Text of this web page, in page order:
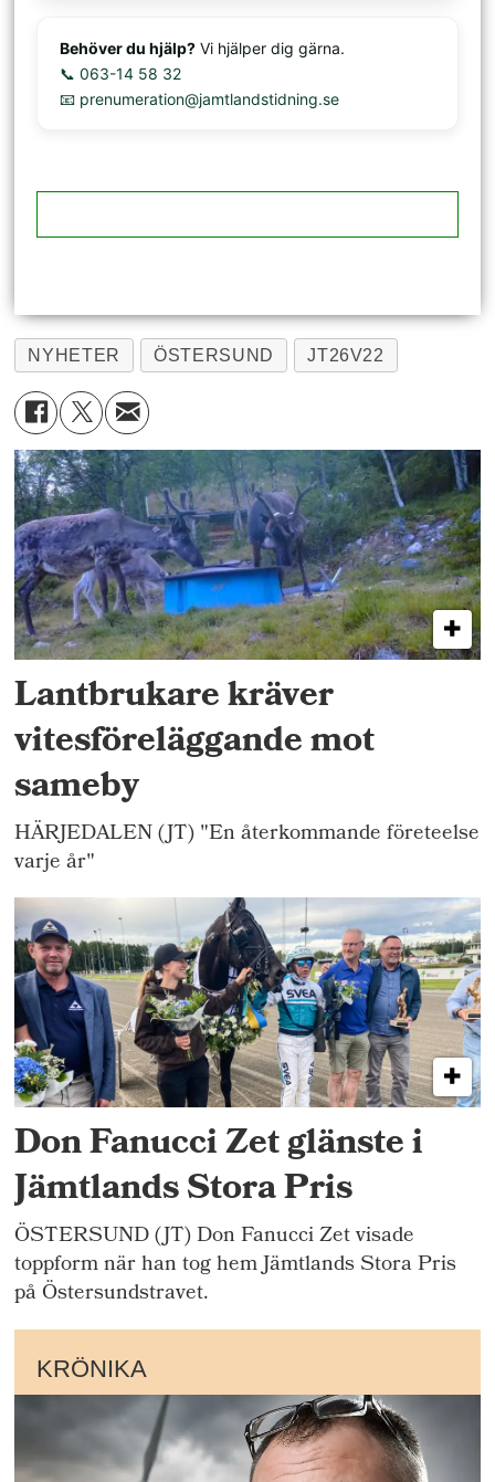
Behöver du hjälp? Vi hjälper dig gärna.
📞 063-14 58 32
📧 prenumeration@jamtlandstidning.se
NYHETER ÖSTERSUND JT26V22
Lantbrukare kräver
vitesföreläggande mot
sameby
HÄRJEDALEN (JT) "En återkommande företeelse
varje år"
Don Fanucci Zet glänste i
Jämtlands Stora Pris
ÖSTERSUND (JT) Don Fanucci Zet visade
toppform när han tog hem Jämtlands Stora Pris
på Östersundstravet.
KRÖNIKA